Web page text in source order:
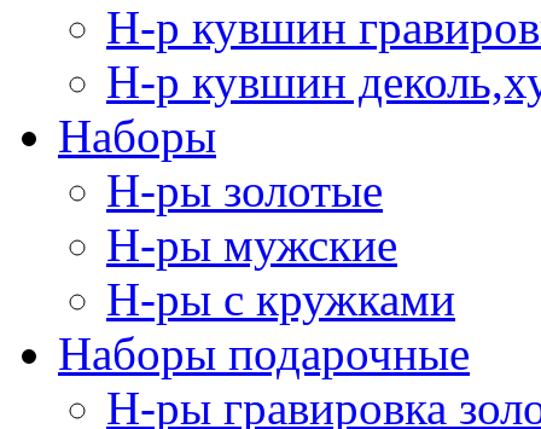
Н-р кувшин
Н-р кувшин
Наборы
Н-ры золотые
Н-ры мужские
Н-ры с кружками
Наборы подарочные
Н-ры гравировка